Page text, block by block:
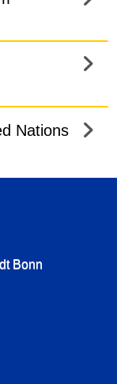
Nations
Bonn